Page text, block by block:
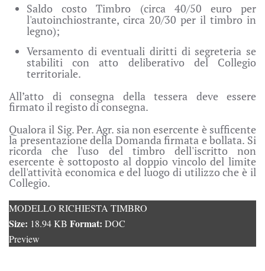
Saldo costo Timbro (circa 40/50 euro per
l'autoinchiostrante, circa 20/30 per il timbro in
legno);
Versamento di eventuali diritti di segreteria se
stabiliti con atto deliberativo del Collegio
territoriale.
All’atto di consegna della tessera deve essere
firmato il registo di consegna.
Qualora il Sig. Per. Agr. sia non esercente è sufficente
la presentazione della Domanda firmata e bollata. Si
ricorda che l'uso del timbro dell'iscritto non
esercente è sottoposto al doppio vincolo del limite
dell'attività economica e del luogo di utilizzo che è il
Collegio.
MODELLO RICHIESTA TIMBRO
Size: 18.94 KB Format: DOC
Preview